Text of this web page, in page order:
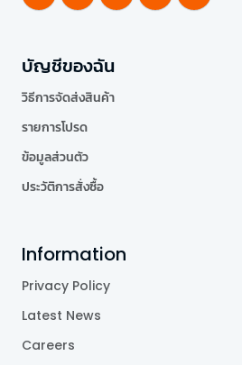
บัญชีของฉัน
วิธีการจัดส่งสินค้า
รายการโปรด
ข้อมูลส่วนตัว
ประวัติการสั่งซื้อ
Information
Privacy Policy
Latest News
Careers